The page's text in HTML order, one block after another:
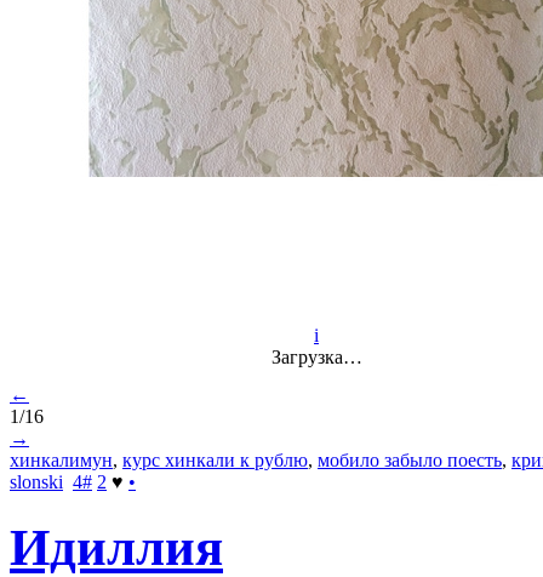
i
Загрузка…
←
1/16
→
хинкалимун, курс хинкали к рублю, мобило забыло поесть,
slonski 4# 2 ♥ •
Идиллия